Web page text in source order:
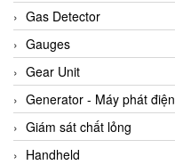
ARCA Regler
Arcos Hydraulik
Ardetem-Sfere-Vietnam
Argal
AS ENERGI
ASCO CO2
Gas Detector
Gauges
Gear Unit
Generator - Máy phát điện
Giám sát chất lỏng
Handheld